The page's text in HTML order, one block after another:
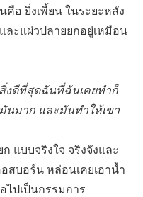
อ ยิ่งเพี้ยน ในระยะหลัง
ละแผ่วปลายยกอยู่เหมือน
สิ่งดีที่สุดฉันที่ฉันเคยทำก็
นมาก และมันทำให้เขา
แบบจริงใจ จริงจังและ
บอร์น หล่อนเคยเอาน้ำ
ไปเป็นกรรมการ